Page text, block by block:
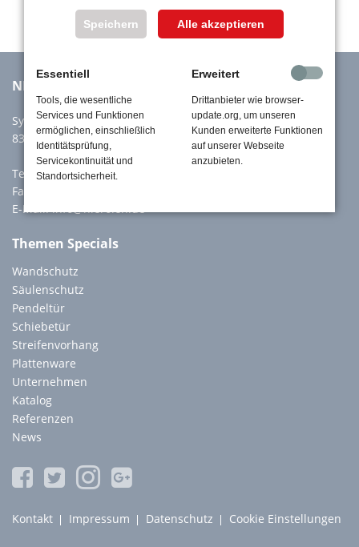
NIEROLEN GmbH
Sylvensteinstr. 60a
83661 Lenggries
Tel:
+49 8042 914880
Fax: +49 8042 914888
E-Mail:info@nierolen.de
Themen Specials
Wandschutz
Säulenschutz
Pendeltür
Schiebetür
Streifenvorhang
Plattenware
Unternehmen
Katalog
Referenzen
News
Navigation
Kontakt Impressum Datenschutz Cookie Einstellungen
Speichern Alle akzeptieren
Essentiell
Tools, die wesentliche
Services und Funktionen
ermöglichen, einschließlich
Identitätsprüfung,
Servicekontinuität und
Standortsicherheit.
Erweitert
Drittanbieter wie browser-
update.org, um unseren
Kunden erweiterte Funktionen
auf unserer Webseite
anzubieten.